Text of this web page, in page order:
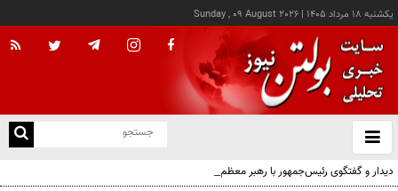
يکشنبه ۱۸ مرداد ۱۴۰۵ |
Sunday , 09 August 2026
باز
و
دیدار و گفتگوی رئیس‌جمهور با رهبر معظم انقلاب درباره مسائل اقتصادی و نظامی کشور